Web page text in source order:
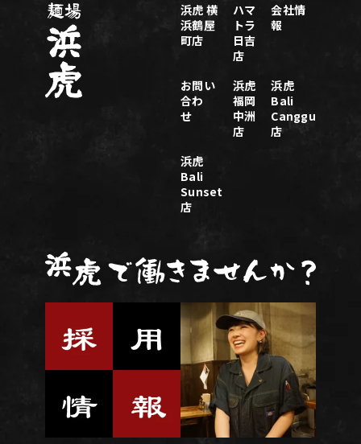
浜虎 横
浜鶴屋
町店
ハマ
トラ
日吉
店
会社情
報
お問い
合わ
せ
浜虎
福岡
中洲
店
浜虎
Bali
Canggu
店
浜虎
Bali
Sunset
店